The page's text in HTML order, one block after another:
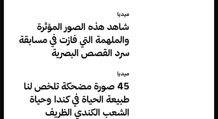
ميديا
شاهد هذه الصور المؤثرة
والملهمة التي فازت في مسابقة
سرد القصص البصرية
ميديا
45 صورة مضحكة تلخص لنا
طبيعة الحياة في كندا وحياة
الشعب الكندي الظريف